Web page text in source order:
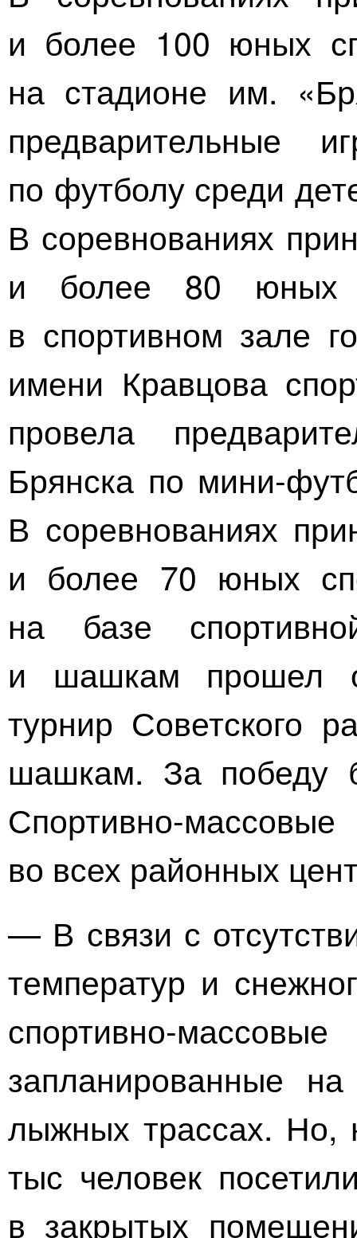
и более 100 юных
на стадионе им.
предварительные
по футболу среди
В соревнованиях
и более 80 юных
в спортивном зале
имени Кравцова
провела
Брянска по мини-
В соревнованиях
и более 70 юных
на базе
и шашкам прошел
турнир Советского
шашкам. За победу
Спортивно-массовые
во всех районных
— В связи с
температур и
спортивно-массовые
запланированные
лыжных трассах. Но,
тыс человек
в закрытых